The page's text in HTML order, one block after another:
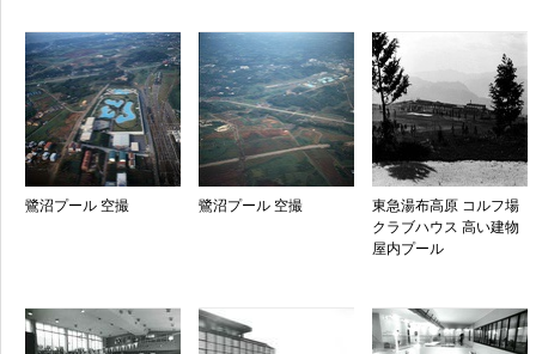
鷺沼プール 空撮 鷺沼プール 空撮
東急湯布高原 コルフ場
クラブハウス 高い建物
屋内プール